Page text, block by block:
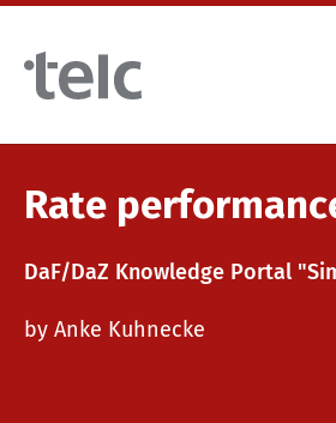
Skip to main content
Language examinations
Digital telc exams with DIGItelc 2.0
Teaching materials
Rate
DaF/DaZ Knowledge Portal
by Anke Kuhnecke